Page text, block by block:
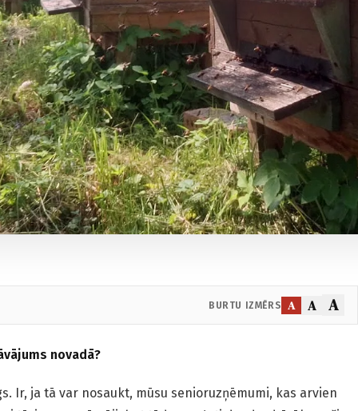
BURTU IZMĒRS A A A
novadā?
Ir, ja tā var nosaukt, mūsu senioruzņēmumi, kas arvien